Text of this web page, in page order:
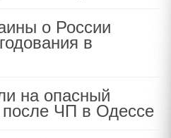
о России
в
на опасный
после ЧП в Одессе